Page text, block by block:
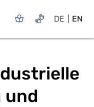
DE EN
und